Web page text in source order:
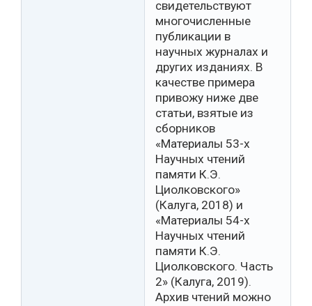
свидетельствуют
многочисленные
публикации в
научных журналах и
других изданиях. В
качестве примера
привожу ниже две
статьи, взятые из
сборников
«Материалы 53-х
Научных чтений
памяти К.Э.
Циолковского»
(Калуга, 2018) и
«Материалы 54-х
Научных чтений
памяти К.Э.
Циолковского. Часть
2» (Калуга, 2019).
Архив чтений можно